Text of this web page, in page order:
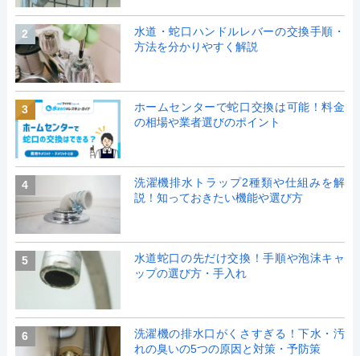
2
水道・蛇口ハンドルレバーの交換手順・
方法を分かりやすく解説
3
ホームセンターで蛇口交換は可能！料金
の相場や業者選びのポイント
4
洗濯機排水トラップ2種類や仕組みを解
説！知っておきたい機能や選び方
5
水道蛇口の先だけ交換！手順や泡沫キャ
ップの選び方・手入れ
6
洗濯機の排水口がくさすぎる！下水・汚
れの臭いの5つの原因と対策・予防策